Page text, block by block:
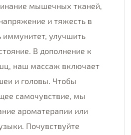
мышечных тканей,
и тяжесть в
улучшить
В дополнение к
наш массаж включает
и головы. Чтобы
самочувствие, мы
ароматерапии или
Почувствуйте